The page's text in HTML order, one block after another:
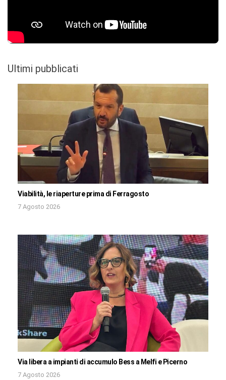
Ultimi pubblicati
Viabilità, le riaperture prima di Ferragosto
7 Agosto 2026
Via libera a impianti di accumulo Bess a Melfi e Picerno
7 Agosto 2026